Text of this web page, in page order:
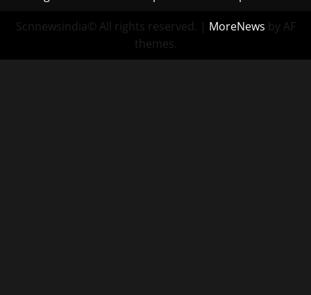
Scnnewsindia© All rights reserved. | MoreNews by AF
themes.